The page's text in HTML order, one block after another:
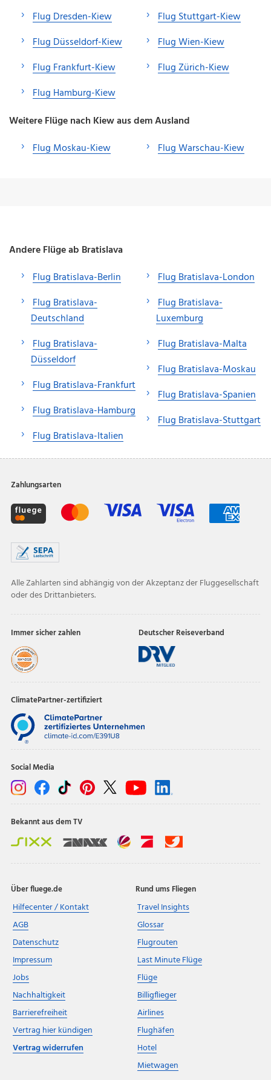
Flug Dresden-Kiew
Flug Düsseldorf-Kiew
Flug Frankfurt-Kiew
Flug Hamburg-Kiew
Flug Stuttgart-Kiew
Flug Wien-Kiew
Flug Zürich-Kiew
Weitere Flüge nach Kiew aus dem Ausland
Flug Moskau-Kiew
Flug Warschau-Kiew
Andere Flüge ab Bratislava
Flug Bratislava-Berlin
Flug Bratislava-
Deutschland
Flug Bratislava-
Düsseldorf
Flug Bratislava-Frankfurt
Flug Bratislava-Hamburg
Flug Bratislava-Italien
Flug Bratislava-London
Flug Bratislava-
Luxemburg
Flug Bratislava-Malta
Flug Bratislava-Moskau
Flug Bratislava-Spanien
Flug Bratislava-Stuttgart